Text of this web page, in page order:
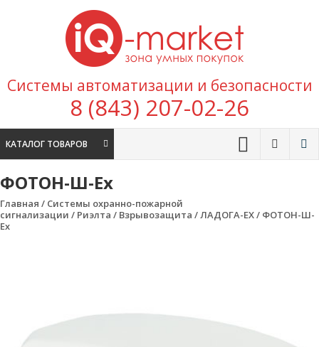
Перейти к содержимому
покупок
Системы автоматизации и безопасности
8 (843) 207-02-26
КАТАЛОГ ТОВАРОВ
ФОТОН-Ш-Ех
Главная / Системы охранно-пожарной
сигнализации / Риэлта / Взрывозащита /ЛАДОГА-EX/ ФОТОН-Ш-
Ех